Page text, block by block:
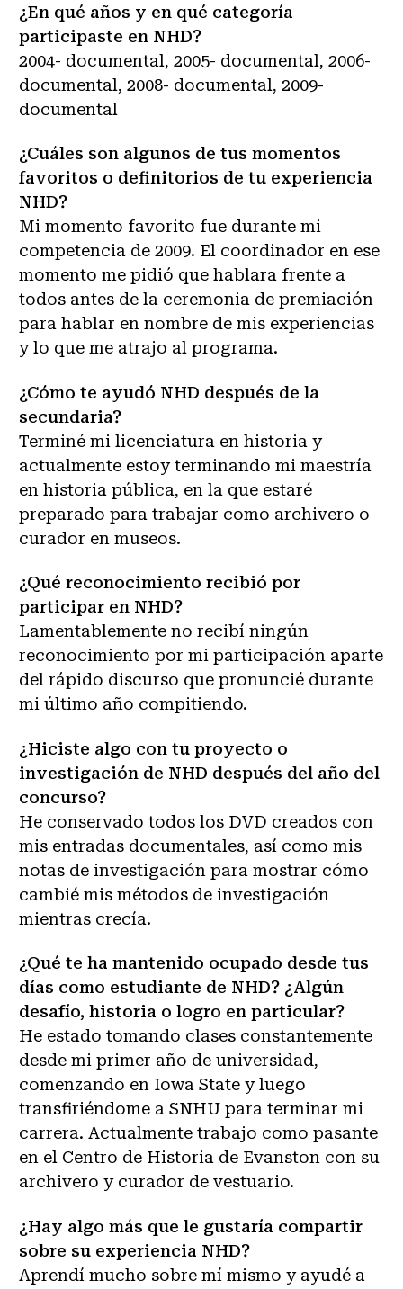
¿En qué años y en qué categoría
participaste en NHD?
2004- documental, 2005- documental, 2006-
documental, 2008- documental, 2009-
documental
¿Cuáles son algunos de tus momentos
favoritos o definitorios de tu experiencia
NHD?
Mi momento favorito fue durante mi
competencia de 2009. El coordinador en ese
momento me pidió que hablara frente a
todos antes de la ceremonia de premiación
para hablar en nombre de mis experiencias
y lo que me atrajo al programa.
¿Cómo te ayudó NHD después de la
secundaria?
Terminé mi licenciatura en historia y
actualmente estoy terminando mi maestría
en historia pública, en la que estaré
preparado para trabajar como archivero o
curador en museos.
¿Qué reconocimiento recibió por
participar en NHD?
Lamentablemente no recibí ningún
reconocimiento por mi participación aparte
del rápido discurso que pronuncié durante
mi último año compitiendo.
¿Hiciste algo con tu proyecto o
investigación de NHD después del año del
concurso?
He conservado todos los DVD creados con
mis entradas documentales, así como mis
notas de investigación para mostrar cómo
cambié mis métodos de investigación
mientras crecía.
¿Qué te ha mantenido ocupado desde tus
días como estudiante de NHD? ¿Algún
desafío, historia o logro en particular?
He estado tomando clases constantemente
desde mi primer año de universidad,
comenzando en Iowa State y luego
transfiriéndome a SNHU para terminar mi
carrera. Actualmente trabajo como pasante
en el Centro de Historia de Evanston con su
archivero y curador de vestuario.
¿Hay algo más que le gustaría compartir
sobre su experiencia NHD?
Aprendí mucho sobre mí mismo y ayudé a